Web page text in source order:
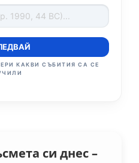
КАКВИ СЪБИТИЯ СА СЕ
си днес –